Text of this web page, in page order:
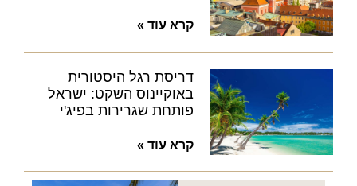
קרא עוד »
דריסת רגל היסטורית
באוקיינוס השקט: ישראל
פותחת שגרירות בפיג'י
קרא עוד »